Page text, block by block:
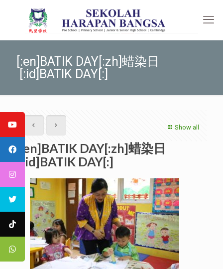
[:en]BATIK DAY[:zh]蜡染日
[:id]BATIK DAY[:]
Show all
[:en]BATIK DAY[:zh]蜡染日
[:id]BATIK DAY[:]